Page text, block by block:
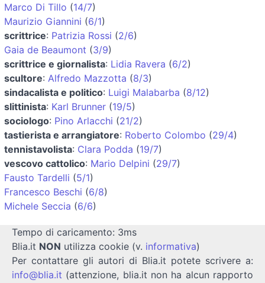
Marco Di Tillo (14/7)
Maurizio Giannini (6/1)
scrittrice: Patrizia Rossi (2/6)
Gaia de Beaumont (3/9)
scrittrice e giornalista: Lidia Ravera (6/2)
scultore: Alfredo Mazzotta (8/3)
sindacalista e politico: Luigi Malabarba (8/12)
slittinista: Karl Brunner (19/5)
sociologo: Pino Arlacchi (21/2)
tastierista e arrangiatore: Roberto Colombo (29/4)
tennistavolista: Clara Podda (19/7)
vescovo cattolico: Mario Delpini (29/7)
Fausto Tardelli (5/1)
Francesco Beschi (6/8)
Michele Seccia (6/6)
Tempo di caricamento: 3ms
Blia.it NON utilizza cookie (v. informativa)
Per contattare gli autori di Blia.it potete scrivere a:
info@blia.it (attenzione, blia.it non ha alcun rapporto